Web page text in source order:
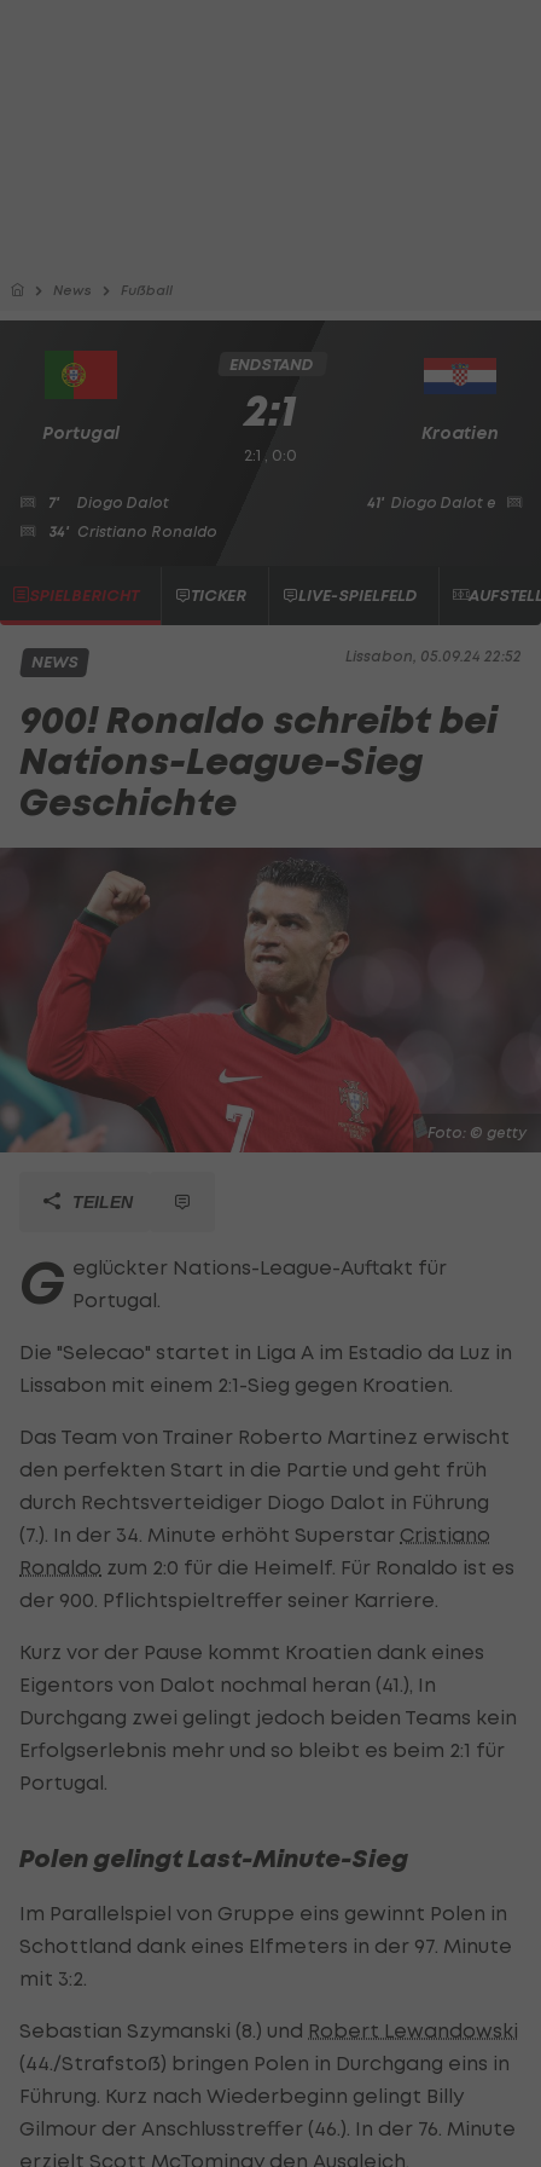
News Fußball
Portugal Kroatien
ENDSTAND
2:1
2:1 , 0:0
7'
Diogo Dalot
34' Cristiano Ronaldo
41' Diogo Dalot e
SPIELBERICHT TICKER LIVE-SPIELFELD
Lissabon, 05.09.24 22:52
NEWS
900! Ronaldo schreibt bei
Nations-League-Sieg
Geschichte
Foto: © getty
TEILEN
G eglückter Nations-League-Auftakt für
Portugal.
Die "Selecao" startet in Liga A im Estadio da Luz in
Lissabon mit einem 2:1-Sieg gegen Kroatien.
Das Team von Trainer Roberto Martinez erwischt
den perfekten Start in die Partie und geht früh
durch Rechtsverteidiger Diogo Dalot in Führung
(7.). In der 34. Minute erhöht Superstar Cristiano
Ronaldo zum 2:0 für die Heimelf. Für Ronaldo ist es
der 900. Pflichtspieltreffer seiner Karriere.
Kurz vor der Pause kommt Kroatien dank eines
Eigentors von Dalot nochmal heran (41.), In
Durchgang zwei gelingt jedoch beiden Teams kein
Erfolgserlebnis mehr und so bleibt es beim 2:1 für
Portugal.
Polen gelingt Last-Minute-Sieg
Im Parallelspiel von Gruppe eins gewinnt Polen in
Schottland dank eines Elfmeters in der 97. Minute
mit 3:2.
Sebastian Szymanski (8.) und Robert Lewandowski
(44./Strafstoß) bringen Polen in Durchgang eins in
Führung. Kurz nach Wiederbeginn gelingt Billy
Gilmour der Anschlusstreffer (46.). In der 76. Minute
erzielt Scott McTominay den Ausgleich.